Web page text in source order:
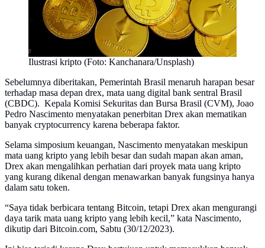
Ilustrasi kripto (Foto: Kanchanara/Unsplash)
Sebelumnya diberitakan, Pemerintah Brasil menaruh harapan besar
terhadap masa depan drex, mata uang digital bank sentral Brasil
(CBDC). Kepala Komisi Sekuritas dan Bursa Brasil (CVM), Joao
Pedro Nascimento menyatakan penerbitan Drex akan mematikan
banyak cryptocurrency karena beberapa faktor.
Selama simposium keuangan, Nascimento menyatakan meskipun
mata uang kripto yang lebih besar dan sudah mapan akan aman,
Drex akan mengalihkan perhatian dari proyek mata uang kripto
yang kurang dikenal dengan menawarkan banyak fungsinya hanya
dalam satu token.
“Saya tidak berbicara tentang Bitcoin, tetapi Drex akan mengurangi
daya tarik mata uang kripto yang lebih kecil,” kata Nascimento,
dikutip dari Bitcoin.com, Sabtu (30/12/2023).